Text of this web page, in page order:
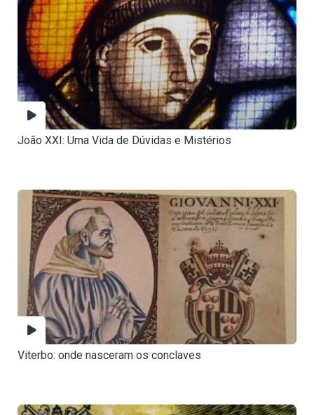
João XXI: Uma Vida de Dúvidas e Mistérios
Viterbo: onde nasceram os conclaves